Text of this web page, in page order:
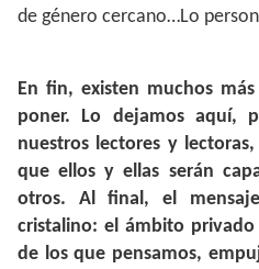
de género cercano…Lo
En fin, existen muchos
poner. Lo dejamos aquí,
nuestros lectores y
que ellos y ellas serán
otros. Al final, el
cristalino: el ámbito
de los que pensamos,